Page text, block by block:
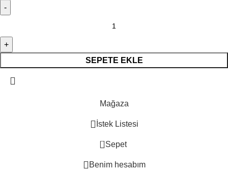
SEPETE EKLE
Mağaza
İstek Listesi
0 Sepet
Benim hesabım